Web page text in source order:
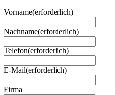
Vorname(erforderlich)
Nachname(erforderlich)
Telefon(erforderlich)
E-Mail(erforderlich)
Firma